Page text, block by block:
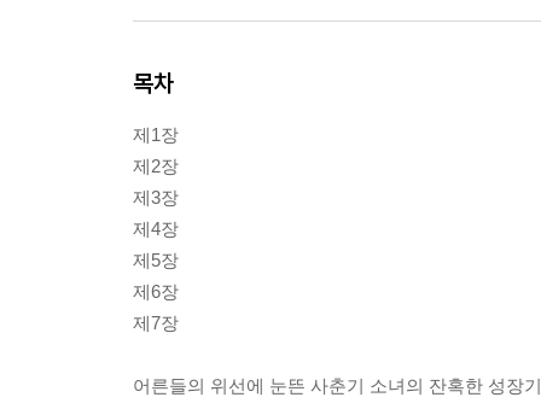
목차
제1장
제2장
제3장
제4장
제5장
제6장
제7장
어른들의 위선에 눈뜬 사춘기 소녀의 잔혹한 성장